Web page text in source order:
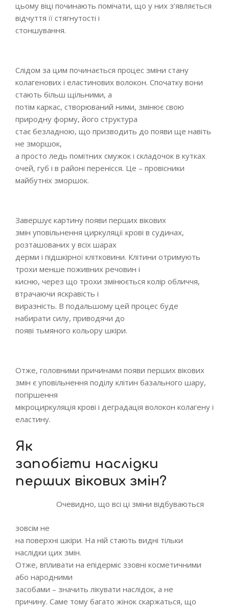
цьому віці починають помічати, що у них з’являється
відчуття її стягнутості і
стоншування.
Слідом за цим починається процес зміни стану
колагенових і еластинових волокон. Спочатку вони
стають більш щільними, а
потім каркас, створюваний ними, змінює свою
природну форму, його структура
стає безладною, що призводить до появи ще навіть
не зморшок,
а просто ледь помітних смужок і складочок в кутках
очей, губ і в районі перенісся. Це – провісники
майбутніх зморшок.
Завершує картину появи перших вікових
змін уповільнення циркуляції крові в судинах,
розташованих у всіх шарах
дерми і підшкірної клітковини. Клітини отримують
трохи менше поживних речовин і
кисню, через що трохи змінюється колір обличчя,
втрачаючи яскравість і
виразність. В подальшому цей процес буде
набирати силу, приводячи до
появі тьмяного кольору шкіри.
Отже, головними причинами появи перших вікових
змін є уповільнення поділу клітин базального шару,
погіршення
мікроциркуляція крові і деградація волокон колагену і
еластину.
Як
запобігти наслідки
перших вікових змін?
Очевидно, що всі ці зміни відбуваються
зовсім не
на поверхні шкіри. На ній стають видні тільки
наслідки цих змін.
Отже, впливати на епідерміс ззовні косметичними
або народними
засобами – значить лікувати наслідок, а не
причину. Саме тому багато жінок скаржаться, що